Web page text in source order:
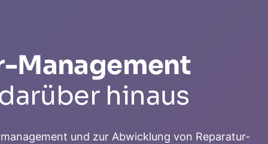
Management
hinaus
und zur Abwicklung von Reparatur-